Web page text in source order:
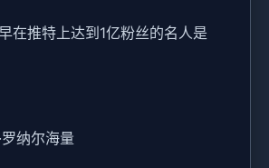
在推特上达到1亿粉丝的名人是
纳尔海量